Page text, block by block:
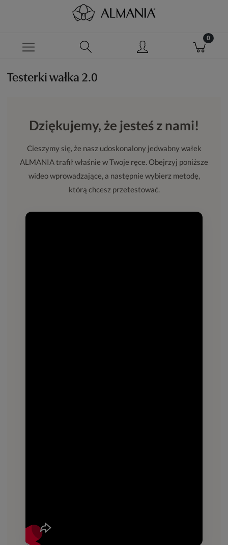
Testerki wałka 2.0
Dziękujemy, że jesteś z nami!
Cieszymy się, że nasz udoskonalony jedwabny wałek
ALMANIA trafił właśnie w Twoje ręce. Obejrzyj poniższe
wideo wprowadzające, a następnie wybierz metodę,
którą chcesz przetestować.